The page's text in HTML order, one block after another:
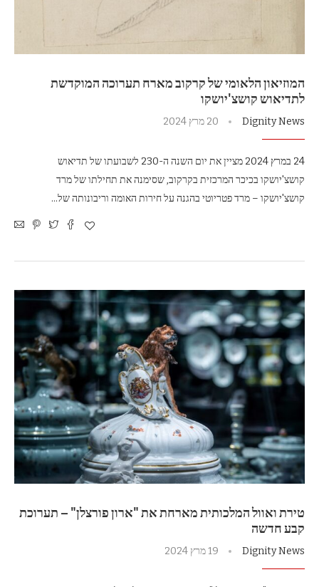
המוזיאון הלאומי של קרקוב מארח תערוכה המוקדשת
לתדיאוש קושצ'יושקו
Dignity News 20 מרץ 2024
24 במרץ 2024 מציין את יום השנה ה-230 לשבועתו של תדיאוש
קושצ'יושקו בכיכר המרכזית בקרקוב, שסימנה את תחילתו של מרד
קושצ'יושקו – מרד פטריוטי בהגנה על חירות האומה וריבונותה של…
טירת ואוול המלכותית מארחת את "ארון פורצלן" – תערוכת
קבע חדשה
Dignity News 19 מרץ 2024